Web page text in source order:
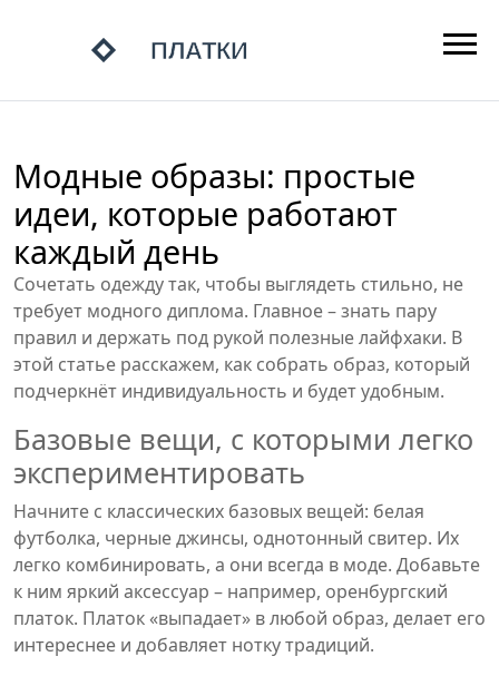
Модные образы: простые
идеи, которые работают
каждый день
Сочетать одежду так, чтобы выглядеть стильно, не
требует модного диплома. Главное – знать пару
правил и держать под рукой полезные лайфхаки. В
этой статье расскажем, как собрать образ, который
подчеркнёт индивидуальность и будет удобным.
Базовые вещи, с которыми легко
экспериментировать
Начните с классических базовых вещей: белая
футболка, черные джинсы, однотонный свитер. Их
легко комбинировать, а они всегда в моде. Добавьте
к ним яркий аксессуар – например, оренбургский
платок. Платок «выпадает» в любой образ, делает его
интереснее и добавляет нотку традиций.